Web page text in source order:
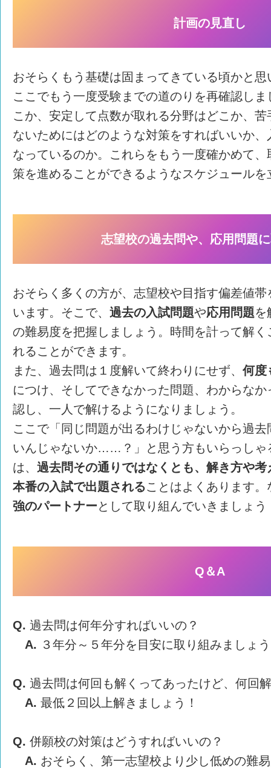
計画の見直し
おそらくもう基礎は固まってきている頃かと思
ここでもう一度受験までの道のりを再確認し
こか、安定して点数が取れる分野はどこか、
ないためにはどのような対策をすればいいか
なっているのか。これらをもう一度確かめて
策を進めることができるようなスケジュール
志望校の過去問や、応用問題
おそらく多くの方が、志望校や目指す偏差値
います。そこで、 過去の入試問題や応用問題を
の難易度を把握しましょう。時間を計って解
れることができます。
また、過去問は１度解いて終わりにせず、 何度
につけ、そしてできなかった問題、わからな
認し、一人で解けるようになりましょう。
ここで「同じ問題が出るわけじゃないから過
いんじゃないか……？」と思う方もいらっしゃ
は、 過去問その通りではなくとも、解き方や
本番の入試で出題されることはよくあります
強のパートナーとして取り組んでいきましょう
Q＆A
Q. 過去問は何年分すればいいの？
A. ３年分～５年分を目安に取り組みましょ
Q. 過去問は何回も解くってあったけど、何回
A. 最低２回以上解きましょう！
Q. 併願校の対策はどうすればいいの？
A. おそらく、第一志望校より少し低めの難